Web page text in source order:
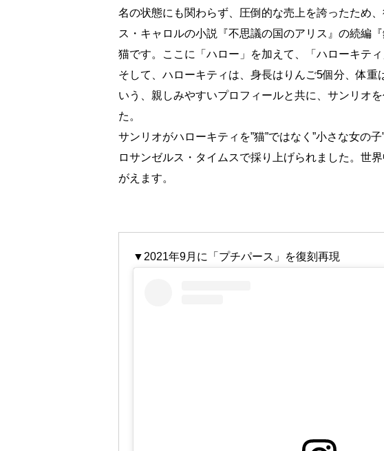
名の状態にも関わらず、圧倒的な売上を誇ったため
ス・キャロルの小説『不思議の国のアリス』の続編
猫です。ここに「ハロー」を加えて、「ハローキテ
そして、ハローキティは、身長はりんご5個分、体
いう、親しみやすいプロフィールと共に、サンリオ
た。
サンリオがハローキティを”猫”ではなく”小さな女の
ロサンゼルス・タイムスで採り上げられました。世
がえます。
▼2021年9月に「プチパース」を復刻再現